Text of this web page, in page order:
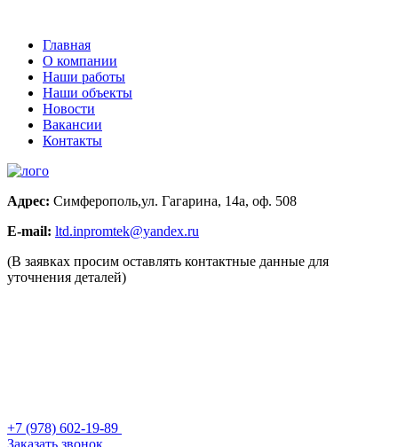
Главная
О компании
Наши работы
Наши объекты
Новости
Вакансии
Контакты
Адрес: Симферополь,ул. Гагарина, 14а, оф. 508
E-mail: ltd.inpromtek@yandex.ru
(В заявках просим оставлять контактные данные для
уточнения деталей)
+7 (978) 602-19-89
Заказать звонок